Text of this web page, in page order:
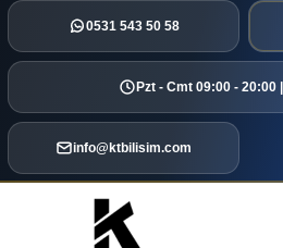
0531 543 50 58
Pzt - Cmt 09:00 - 20:00
info@ktbilisim.com